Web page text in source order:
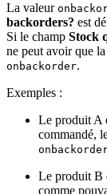
La valeur
backorders? est
Si le champ Stock
ne peut avoir que
onbackorder.
Exemples :
Le produit A
commandé,
Le produit B
comme